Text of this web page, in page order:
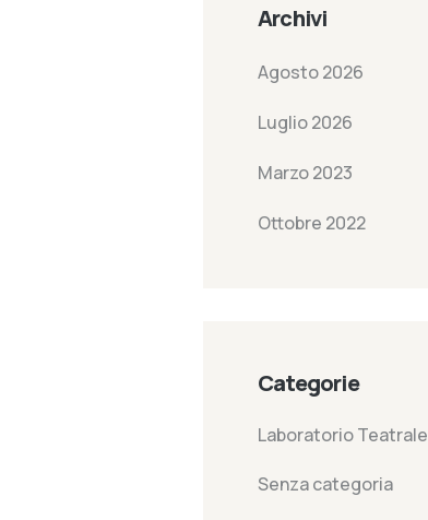
Archivi
Agosto 2026
Luglio 2026
Marzo 2023
Ottobre 2022
Categorie
Laboratorio Teatrale
Senza categoria